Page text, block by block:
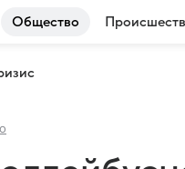
Общество